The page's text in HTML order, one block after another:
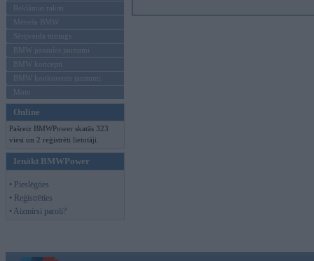
Reklāmas raksti
Mēneša BMW
Sērijveida tūnings
BMW pasaules jaunumi
BMW koncepti
BMW konkurentu jaunumi
Moto
Online
Pašreiz BMWPower skatās 323
viesi un 2 reģistrēti lietotāji.
Ienākt BMWPower
• Pieslēgties
• Reģistrēties
• Aizmirsi paroli?